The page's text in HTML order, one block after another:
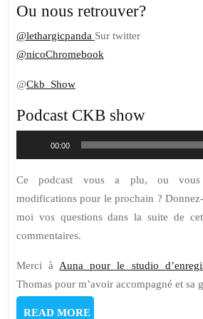
Ou nous retrouver?
@lethargicpanda Sur twitter
@nicoChromebook
@Ckb_Show
Podcast CKB show
audio
00:00
Ce podcast vous a plu, ou vous
modifications pour le prochain ?
moi vos questions dans la suite de
commentaires.
Merci à Auna pour le studio
Thomas pour m’avoir accompagné et sa
READ MOREREAD